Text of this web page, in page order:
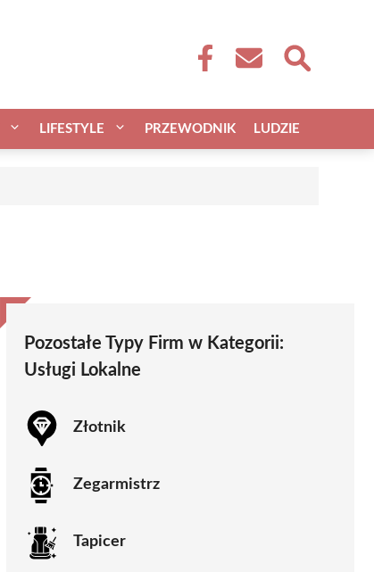
LIFESTYLE PRZEWODNIK LUDZIE
Pozostałe Typy Firm w Kategorii:
Usługi Lokalne
Złotnik
Zegarmistrz
Tapicer